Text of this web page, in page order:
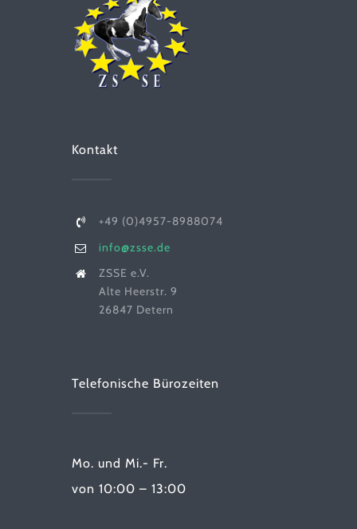
Kontakt
+49 (0)4957-8988074
info@zsse.de
ZSSE e.V.
Alte Heerstr. 9
26847 Detern
Telefonische Bürozeiten
Mo. und Mi.- Fr.
von 10:00 – 13:00